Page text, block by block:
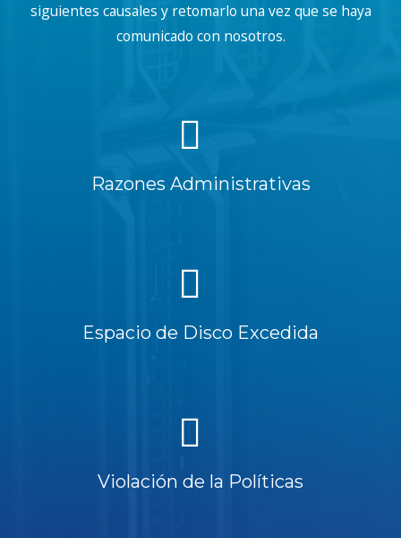
siguientes causales y retomarlo una vez que se haya
comunicado con nosotros.
Razones Administrativas
Espacio de Disco Excedida
Violación de la Políticas